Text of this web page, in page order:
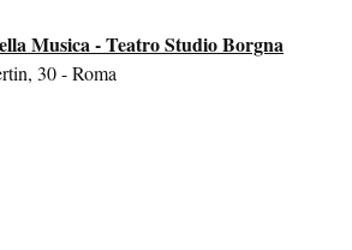
Musica - Teatro Studio Borgna
30 - Roma